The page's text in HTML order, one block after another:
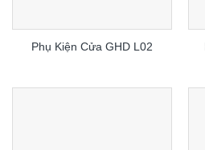
Phụ Kiện Cửa GHD L02